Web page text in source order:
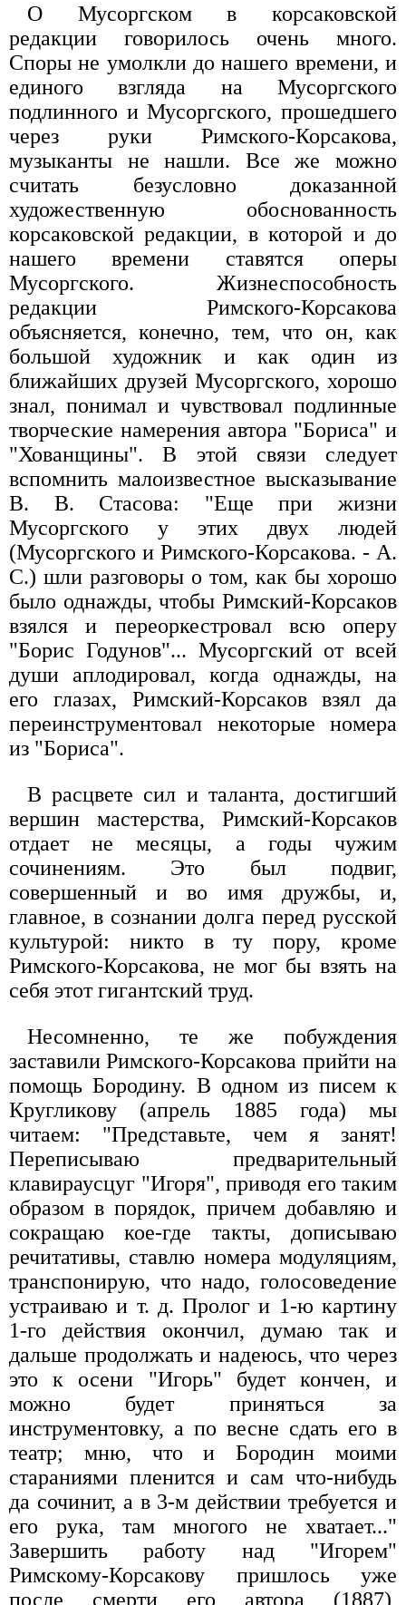
О Мусоргском в корсаковской
редакции говорилось очень много.
Споры не умолкли до нашего времени, и
единого взгляда на Мусоргского
подлинного и Мусоргского, прошедшего
через руки Римского-Корсакова,
музыканты не нашли. Все же можно
считать безусловно доказанной
художественную обоснованность
корсаковской редакции, в которой и до
нашего времени ставятся оперы
Мусоргского. Жизнеспособность
редакции Римского-Корсакова
объясняется, конечно, тем, что он, как
большой художник и как один из
ближайших друзей Мусоргского, хорошо
знал, понимал и чувствовал подлинные
творческие намерения автора "Бориса" и
"Хованщины". В этой связи следует
вспомнить малоизвестное высказывание
В. В. Стасова: "Еще при жизни
Мусоргского у этих двух людей
(Мусоргского и Римского-Корсакова. - А.
С.) шли разговоры о том, как бы хорошо
было однажды, чтобы Римский-Корсаков
взялся и переоркестровал всю оперу
"Борис Годунов"... Мусоргский от всей
души аплодировал, когда однажды, на
его глазах, Римский-Корсаков взял да
переинструментовал некоторые номера
из "Бориса".
В расцвете сил и таланта, достигший
вершин мастерства, Римский-Корсаков
отдает не месяцы, а годы чужим
сочинениям. Это был подвиг,
совершенный и во имя дружбы, и,
главное, в сознании долга перед русской
культурой: никто в ту пору, кроме
Римского-Корсакова, не мог бы взять на
себя этот гигантский труд.
Несомненно, те же побуждения
заставили Римского-Корсакова прийти на
помощь Бородину. В одном из писем к
Кругликову (апрель 1885 года) мы
читаем: "Представьте, чем я занят!
Переписываю предварительный
клавираусцуг "Игоря", приводя его таким
образом в порядок, причем добавляю и
сокращаю кое-где такты, дописываю
речитативы, ставлю номера модуляциям,
транспонирую, что надо, голосоведение
устраиваю и т. д. Пролог и 1-ю картину
1-го действия окончил, думаю так и
дальше продолжать и надеюсь, что через
это к осени "Игорь" будет кончен, и
можно будет приняться за
инструментовку, а по весне сдать его в
театр; мню, что и Бородин моими
стараниями пленится и сам что-нибудь
да сочинит, а в 3-м действии требуется и
его рука, там многого не хватает..."
Завершить работу над "Игорем"
Римскому-Корсакову пришлось уже
после смерти его автора (1887),